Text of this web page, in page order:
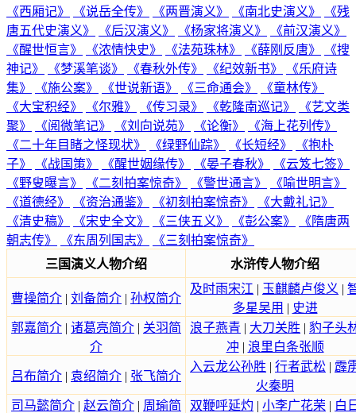
《西厢记》
《说岳全传》 《两晋演义》 《南北史演义》
《残
唐五代史演义》
《后汉演义》 《杨家将演义》
《前汉演义》
《醒世恒言》
《浓情快史》 《法苑珠林》 《薛刚反唐》
《搜
神记》
《梦溪笔谈》 《春秋外传》 《纪效新书》
《乐府诗
集》
《施公案》 《世说新语》 《三命通会》
《童林传》
《大宝积经》
《尔雅》 《传习录》 《乾隆南巡记》
《艺文类
聚》
《阅微笔记》 《刘向说苑》 《论衡》
《海上花列传》
《二十年目睹之怪现状》
《绿野仙踪》 《长短经》
《抱朴
子》
《战国策》 《醒世姻缘传》 《晏子春秋》
《云笈七签》
《野叟曝言》
《二刻拍案惊奇》 《警世通言》
《喻世明言》
《道德经》
《资治通鉴》 《初刻拍案惊奇》
《大戴礼记》
《清史稿》
《宋史全文》 《三侠五义》 《彭公案》
《隋唐两
朝志传》
《东周列国志》
《三刻拍案惊奇》
三国演义人物介绍
水浒传人物介绍
曹操简介 | 刘备简介 | 孙权简介
及时雨宋江 | 玉麒麟卢俊义 |
多星吴用 | 史进
郭嘉简介 | 诸葛亮简介 | 关羽简
介
浪子燕青 | 大刀关胜 | 豹子头
冲 | 浪里白条张顺
吕布简介 | 袁绍简介 | 张飞简介
入云龙公孙胜 | 行者武松 | 霹
火秦明
司马懿简介 | 赵云简介 | 周瑜简
双鞭呼延灼 | 小李广花荣 | 白